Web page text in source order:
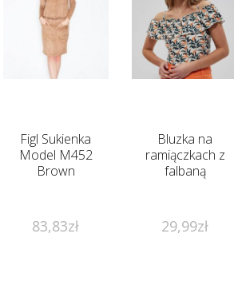
Figl Sukienka
Model M452
Brown
83,83zł
Bluzka na
ramiączkach z
falbaną
29,99zł